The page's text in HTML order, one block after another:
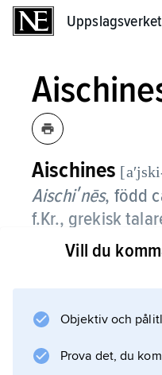
Uppslagsverket
Aischines
Aischiʹnēs, född
f.Kr., grekisk
verksam i Athen.
nationalistledaren
ledde till att Filip II
Vill du
Objektiv och
Prova det, du